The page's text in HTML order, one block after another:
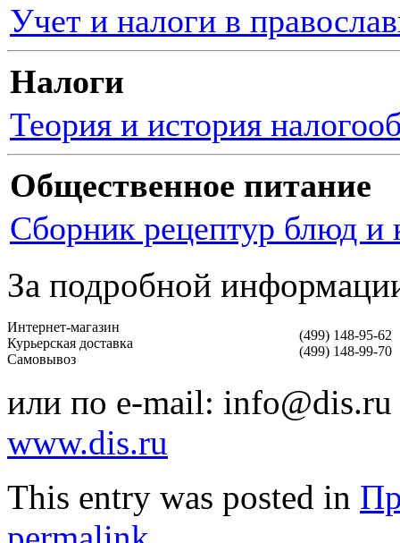
Учет и налоги в
Налоги
Теория и история
Общественное питание
Сборник рецептур блюд и
За подробной
Интернет-магазин
Курьерская доставка
Самовывоз
(499) 148-95-62
(499) 148-99-70
или по e-mail: info@dis.ru
www.dis.ru
This entry was posted in